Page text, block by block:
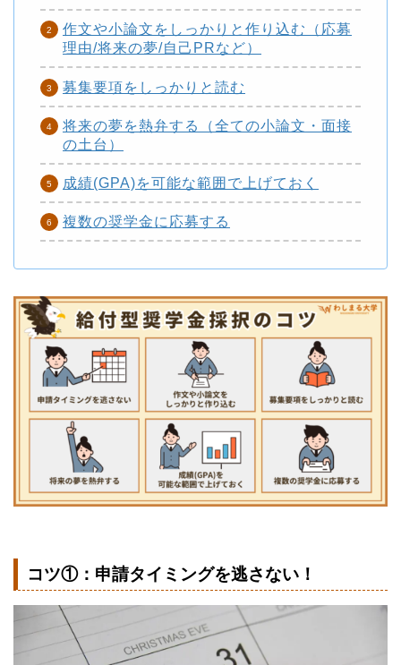
作文や小論文をしっかりと作り込む（応募
理由/将来の夢/自己PRなど）
募集要項をしっかりと読む
将来の夢を熱弁する（全ての小論文・面接
の土台）
成績(GPA)を可能な範囲で上げておく
複数の奨学金に応募する
コツ①：申請タイミングを逃さない！